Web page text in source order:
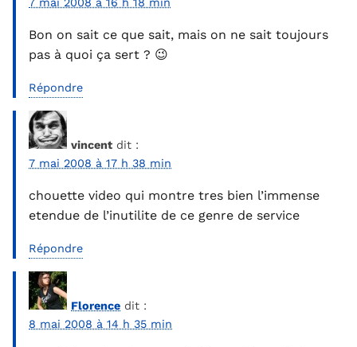
Bon on sait ce que sait, mais on ne sait toujours
pas à quoi ça sert ? 😉
Répondre
vincent dit :
7 mai 2008 à 17 h 38 min
chouette video qui montre tres bien l’immense
etendue de l’inutilite de ce genre de service
Répondre
Florence dit :
8 mai 2008 à 14 h 35 min